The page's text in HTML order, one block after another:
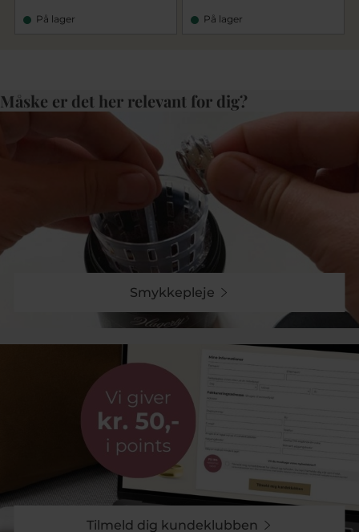
På lager På lager
Måske er det her relevant for dig?
Smykkepleje
Tilmeld dig kundeklubben